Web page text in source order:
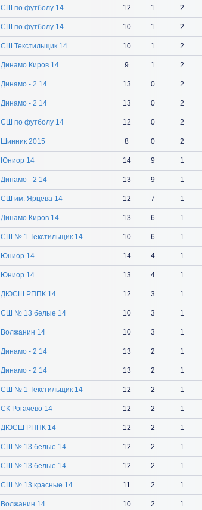
СШ по футболу 14 12 1 2
СШ по футболу 14 10 1 2
СШ Текстильщик 14 10 1 2
Динамо Киров 14 9 1 2
Динамо - 2 14 13 0 2
Динамо - 2 14 13 0 2
СШ по футболу 14 12 0 2
Шинник 2015 8 0 2
Юниор 14 14 9 1
Динамо - 2 14 13 9 1
СШ им. Ярцева 14 12 7 1
Динамо Киров 14 13 6 1
СШ № 1 Текстильщик 14 10 6 1
Юниор 14 14 4 1
Юниор 14 13 4 1
ДЮСШ РППК 14 12 3 1
СШ № 13 белые 14 10 3 1
Волжанин 14 10 3 1
Динамо - 2 14 13 2 1
Динамо - 2 14 13 2 1
СШ № 1 Текстильщик 14 12 2 1
СК Рогачево 14 12 2 1
ДЮСШ РППК 14 12 2 1
СШ № 13 белые 14 12 2 1
СШ № 13 белые 14 12 2 1
СШ № 13 красные 14 11 2 1
Волжанин 14 10 2 1